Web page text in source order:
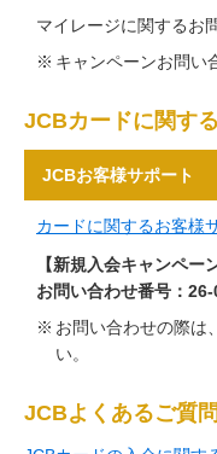
マイレージに関するお
キャンペーンお問い
JCBカードに関す
JCBお客様サポート
カードに関するお客様
【新規入会キャンペーン
お問い合わせ番号：
お問い合わせの際は
い。
JCBよくあるご質問